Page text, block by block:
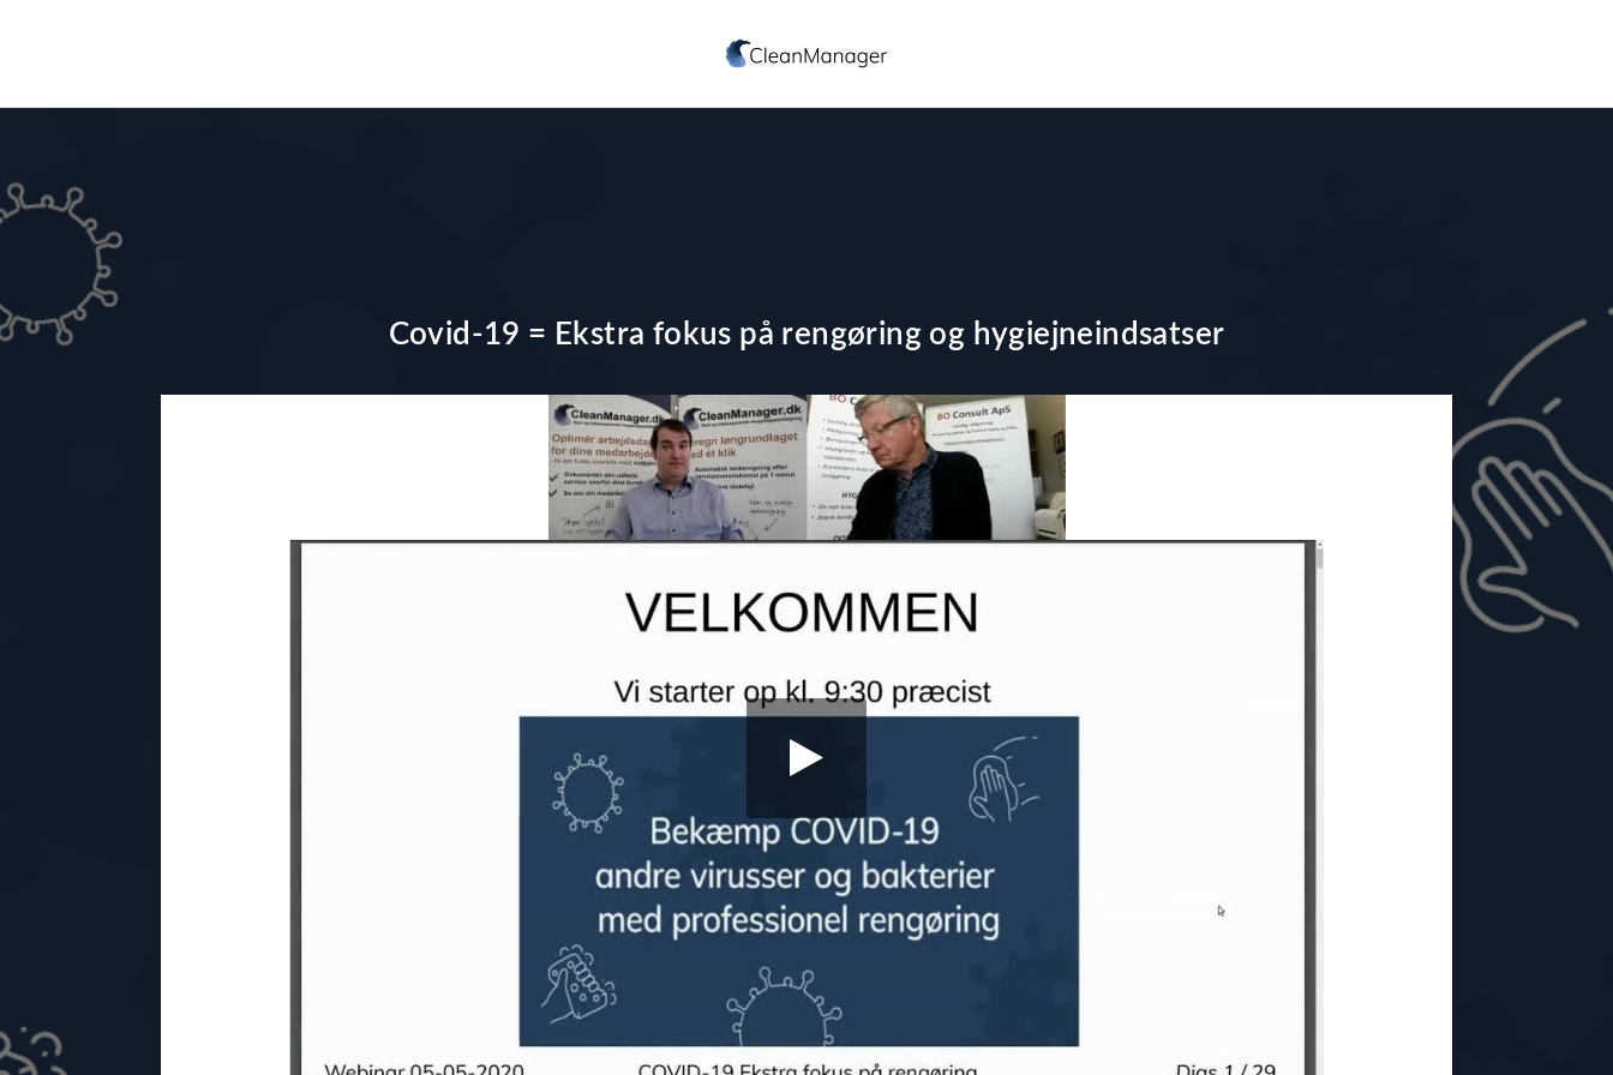
Covid-19 = Ekstra fokus på rengøring og hygiejneindsatser